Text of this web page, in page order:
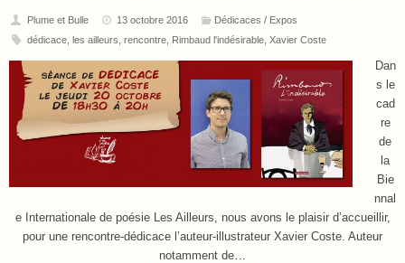
Plume et Bulle 13 octobre 2016
Dédicaces / Expos
dédicace, les ailleurs rencontre, Rimbaud l'indésirable, Xavier Coste
Dan
s le
cad
re
de
la
Bie
nnal
e Internationale de poésie Les Ailleurs, nous avons le plaisir d’accueillir,
pour une rencontre-dédicace l’auteur-illustrateur Xavier Coste. Auteur
notamment de…